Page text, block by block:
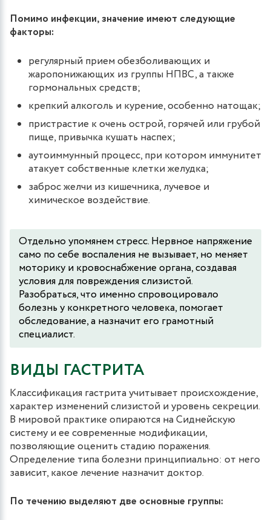
Помимо инфекции, значение имеют следующие
факторы:
регулярный прием обезболивающих и
жаропонижающих из группы НПВС, а также
гормональных средств;
крепкий алкоголь и курение, особенно натощак;
пристрастие к очень острой, горячей или грубой
пище, привычка кушать наспех;
аутоиммунный процесс, при котором иммунитет
атакует собственные клетки желудка;
заброс желчи из кишечника, лучевое и
химическое воздействие.
Отдельно упомянем стресс. Нервное напряжение
само по себе воспаления не вызывает, но меняет
моторику и кровоснабжение органа, создавая
условия для повреждения слизистой.
Разобраться, что именно спровоцировало
болезнь у конкретного человека, помогает
обследование, а назначит его грамотный
специалист.
ВИДЫ ГАСТРИТА
Классификация гастрита учитывает происхождение,
характер изменений слизистой и уровень секреции.
В мировой практике опираются на Сиднейскую
систему и ее современные модификации,
позволяющие оценить стадию поражения.
Определение типа болезни принципиально: от него
зависит, какое лечение назначит доктор.
По течению выделяют две основные группы: